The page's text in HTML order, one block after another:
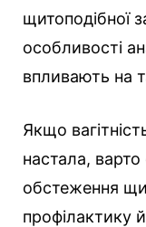
щитоподібної
особливості
впливають на
Якщо
настала,
обстеження
профілактику